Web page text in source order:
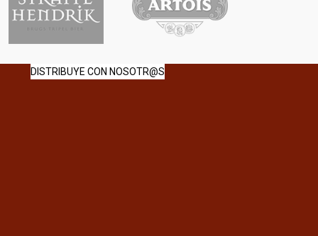
DISTRIBUYE CON NOSOTR@S